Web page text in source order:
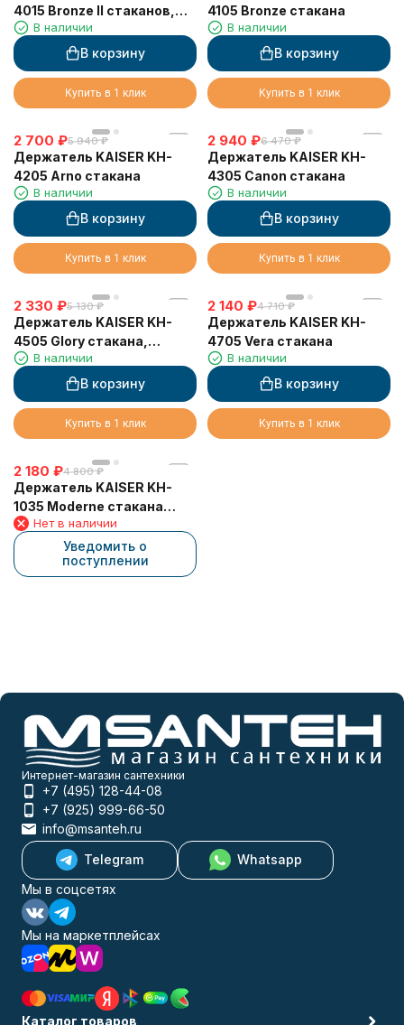
4015 Bronze II стаканов,
двойной
В наличии
В корзину
Купить в 1 клик
4105 Bronze стакана
В наличии
В корзину
Купить в 1 клик
2 700 ₽5 940 ₽
Держатель KAISER KH-
4205 Arno стакана
В наличии
В корзину
Купить в 1 клик
2 940 ₽6 470 ₽
Держатель KAISER KH-
4305 Canon стакана
В наличии
В корзину
Купить в 1 клик
2 330 ₽5 130 ₽
Держатель KAISER KH-
4505 Glory стакана,
настенный
В наличии
В корзину
Купить в 1 клик
2 140 ₽4 710 ₽
Держатель KAISER KH-
4705 Vera стакана
В наличии
В корзину
Купить в 1 клик
2 180 ₽4 800 ₽
Держатель KAISER KH-
1035 Moderne стакана
(квадратный)
Нет в наличии
Уведомить о
поступлении
Интернет-магазин сантехники
+7 (495) 128-44-08
+7 (925) 999-66-50
info@msanteh.ru
Telegram
Whatsapp
Мы в соцсетях
Мы на маркетплейсах
Каталог товаров